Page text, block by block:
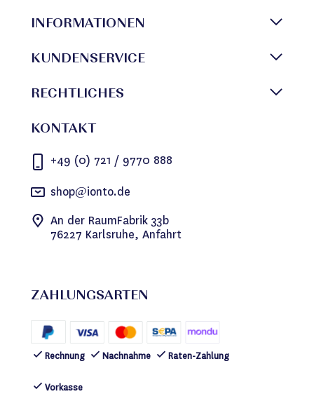
INFORMATIONEN
KUNDENSERVICE
RECHTLICHES
KONTAKT
+49 (0) 721 / 9770 888
shop@ionto.de
An der RaumFabrik 33b
76227 Karlsruhe, Anfahrt
ZAHLUNGSARTEN
Rechnung Nachnahme Raten-Zahlung
Vorkasse